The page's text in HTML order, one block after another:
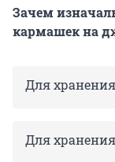
Зачем
кармашек на
Для
Для